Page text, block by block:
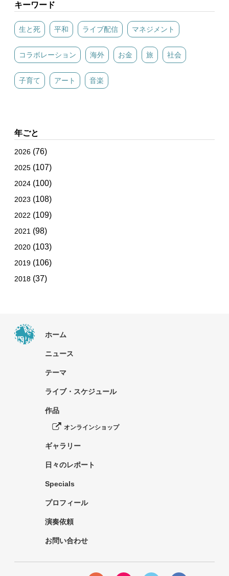
キーワード
生と死 平和 ライブ配信 マネジメント
コラボレーション 海外 お金 旅 社会
子育て アート 音楽
年ごと
2026 (76)
2025 (107)
2024 (100)
2023 (108)
2022 (109)
2021 (98)
2020 (103)
2019 (106)
2018 (37)
ホーム
ニュース
テーマ
ライブ・スケジュール
作品
オンラインショップ
ギャラリー
日々のレポート
Specials
プロフィール
演奏依頼
お問い合わせ